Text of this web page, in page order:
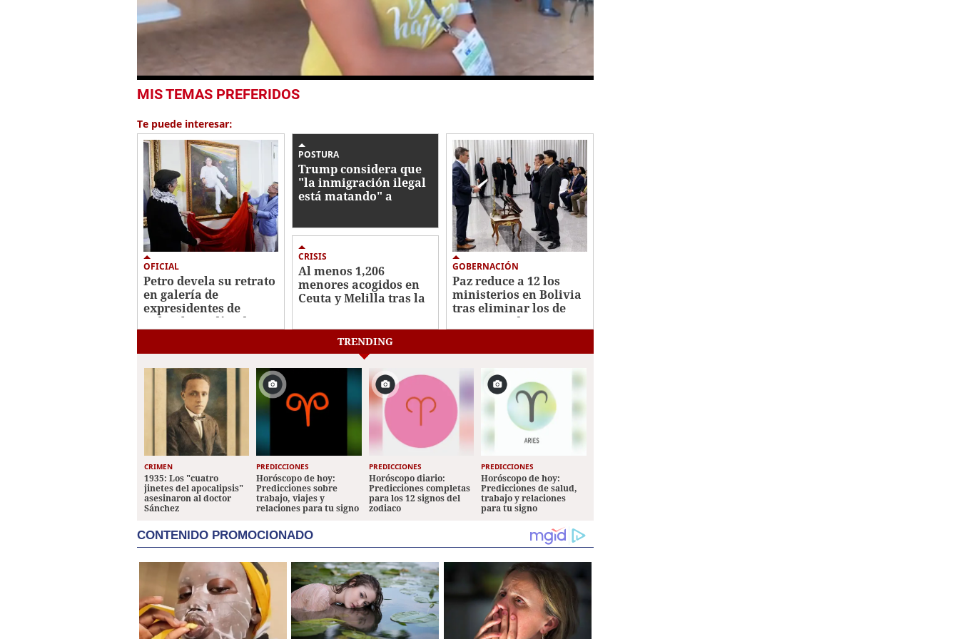
seconds
1
minute,
41
seconds
Volume
0%
MIS TEMAS PREFERIDOS
Te puede interesar:
OFICIAL
Petro devela su retrato
en galería de
expresidentes de
Colombia a días de
POSTURA
Trump considera que
"la inmigración ilegal
está matando" a
CRISIS
Al menos 1,206
menores acogidos en
Ceuta y Melilla tras la
GOBERNACIÓN
Paz reduce a 12 los
ministerios en Bolivia
tras eliminar los de
Turismo y de
TRENDING
CRIMEN
1935: Los "cuatro
jinetes del apocalipsis"
asesinaron al doctor
Sánchez
PREDICCIONES
Horóscopo de hoy:
Predicciones sobre
trabajo, viajes y
relaciones para tu signo
PREDICCIONES
Horóscopo diario:
Predicciones completas
para los 12 signos del
zodiaco
PREDICCIONES
Horóscopo de hoy:
Predicciones de salud,
trabajo y relaciones
para tu signo
CONTENIDO PROMOCIONADO